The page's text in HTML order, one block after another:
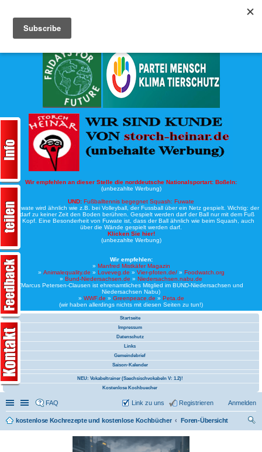
Wir empfehlen an dieser Stelle die norddeutsche Nationalsportart: Boßeln:
(unbezahlte Werbung)
UND: Fußballtennis begegnet Squash: Fuwate
Bei Fuwate wird ähnlich wie z.B. bei Volleyball, der Fussball über ein Netz gespielt. Wichtig: der
Ball darf zu keiner Zeit den Boden berühren. Gespielt werden darf der Ball nur mit dem Fuß
oder Kopf. Eine Besonderheit von Fuwate ist, dass der Ball ähnlich wie beim Squash, auch
über die Wände gespielt werden darf.
Klicken Sie hier!
(unbezahlte Werbung)
Wir empfehlen:
» Manfred Mistkäfer Magazin
» Animalequality.de » Loveveg.de » Vier-pfoten.de/» Foodwatch.org
» Bund-Niedersachsen.de » Niedersachsen.nabu.de
(Marcus Petersen-Clausen ist ehrenamtliches Mitglied im BUND-Niedersachsen und
Niedersachsen Nabu)
» WWF.de » Greenpeace.de » Peta.de
(wir haben allerdings nichts mit diesen Seiten zu tun!)
Startseite
Impressum
Datenschutz
Links
Gemeindebrief
Saison-Kalender
NEU: Vokabeltrainer (Saechsischvokabeln V: 1.2)!
Kostenlose Kochbuecher
Schnellzugriff
Linkliste
FAQ Anmelden
Registrieren
Link zu uns
kostenlose Kochrezepte und kostenlose Kochbücher
Foren-Übersicht